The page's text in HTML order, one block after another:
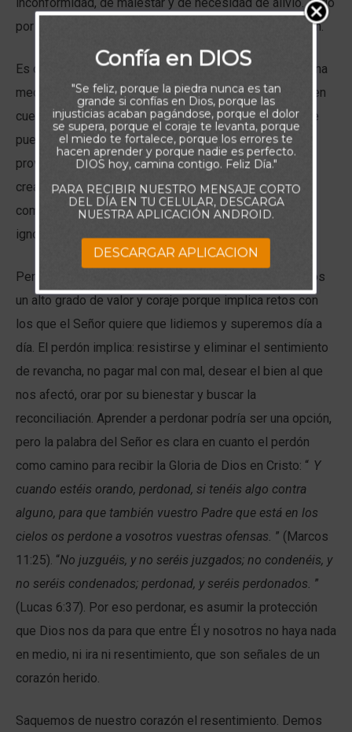
por el peso implacable que lleva la negación del perdón.
Es común la negación del perdón por creer que en alguna
medida estamos consintiendo el daño que la persona en
cuestión nos hizo. Pero realmente Dios es el único que
puede determinar el destino de una persona que ha
provocado el mal. Y en cualquier caso, el hecho de que
creas que el Señor no ha reprendido esos
comportamientos a su tiempo, no significa que haya
ignorado las consecuencias de tales actos.
Perdonar, es un acto que involucra por parte de nosotros
un alto grado de valor y coraje porque implica retos con
los que el Señor quiere que lidiemos y superemos día a
día. El perdón implica: resistirse y eliminar el sentimiento
de revancha, no pagar mal con mal, desear el bien al que
nos afectó, orar por su bienestar y buscar la
reconciliación. Aprender a perdonar podría ser una opción,
pero la palabra del Señor es clara en cuanto el perdón
como camino para recibir la Gloria de Dios en Cristo: “ Y
cuando estéis orando, perdonad, si tenéis algo contra
alguno, para que también vuestro Padre que está en los
cielos os perdone a vosotros vuestras ofensas. ” (Marcos
11:25). “No juzguéis, y no seréis juzgados; no condenéis, y
no seréis condenados; perdonad, y seréis perdonados. ”
(Lucas 6:37). Por eso perdonar, es asumir la protección
que Dios nos da para que entre Él y nosotros no haya nada
en medio, ni ira ni resentimiento, que son señales de un
corazón herido.
Saquemos de nuestro corazón el resentimiento. Demos
Confía en DIOS
"Se feliz, porque la piedra nunca es tan
grande si confías en Dios, porque las
injusticias acaban pagándose, porque el dolor
se supera, porque el coraje te levanta, porque
el miedo te fortalece, porque los errores te
hacen aprender y porque nadie es perfecto.
DIOS hoy, camina contigo. Feliz Día."
PARA RECIBIR NUESTRO MENSAJE CORTO
DEL DÍA EN TU CELULAR, DESCARGA
NUESTRA APLICACIÓN ANDROID.
DESCARGAR APLICACION